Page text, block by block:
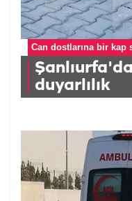
Can dostlarına bir kap
duyarlılık